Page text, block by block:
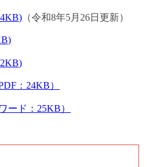
（令和8年5月26日更新）
：24KB）
ード：25KB）